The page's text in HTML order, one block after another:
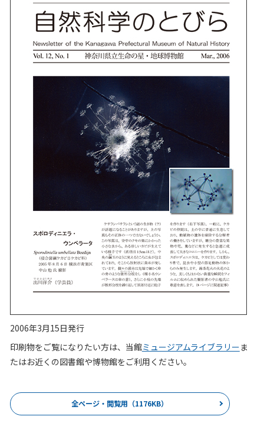
2006年3月15日発行
印刷物をご覧になりたい方は、当館ミュージアムライブラリーま
たはお近くの図書館や博物館をご利用ください。
全ページ・閲覧用（1176KB）